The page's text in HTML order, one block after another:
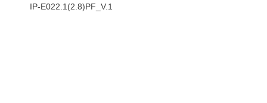
IP-E022.1(2.8)PF_V.1